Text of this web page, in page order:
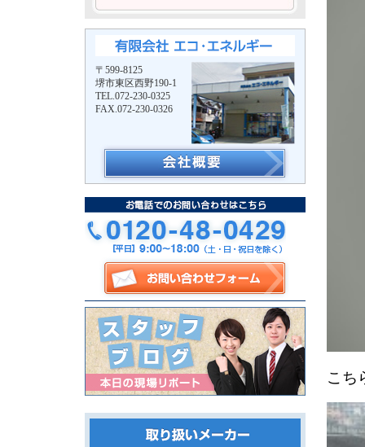
〒599-8125
堺市東区西野190-1
TEL.072-230-0325
FAX.072-230-0326
こち